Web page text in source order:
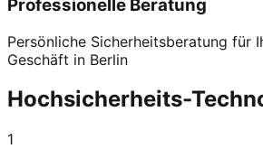
Professionelle Beratung
Persönliche Sicherheitsberatung für
Geschäft in Berlin
Hochsicherheits-
1